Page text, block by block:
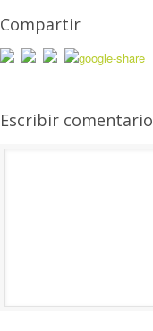
Compartir
Escribir comentario